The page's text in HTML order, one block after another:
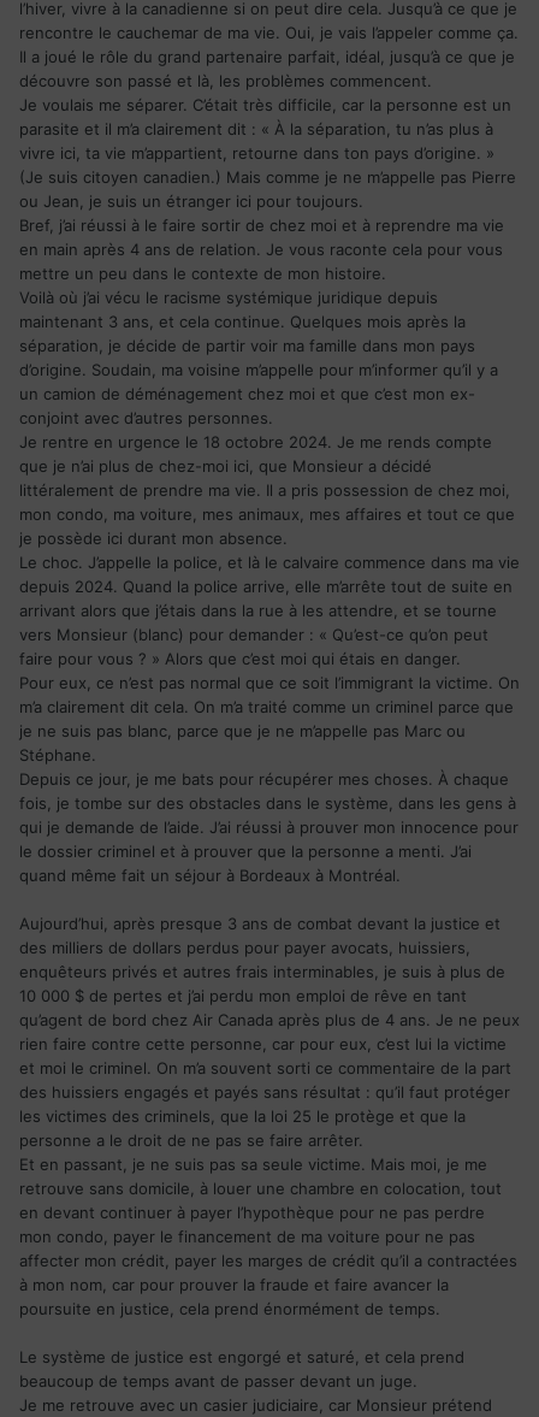
l’hiver, vivre à la canadienne si on peut dire cela. Jusqu’à ce que je
rencontre le cauchemar de ma vie. Oui, je vais l’appeler comme ça.
Il a joué le rôle du grand partenaire parfait, idéal, jusqu’à ce que je
découvre son passé et là, les problèmes commencent.
Je voulais me séparer. C’était très difficile, car la personne est un
parasite et il m’a clairement dit : « À la séparation, tu n’as plus à
vivre ici, ta vie m’appartient, retourne dans ton pays d’origine. »
(Je suis citoyen canadien.) Mais comme je ne m’appelle pas Pierre
ou Jean, je suis un étranger ici pour toujours.
Bref, j’ai réussi à le faire sortir de chez moi et à reprendre ma vie
en main après 4 ans de relation. Je vous raconte cela pour vous
mettre un peu dans le contexte de mon histoire.
Voilà où j’ai vécu le racisme systémique juridique depuis
maintenant 3 ans, et cela continue. Quelques mois après la
séparation, je décide de partir voir ma famille dans mon pays
d’origine. Soudain, ma voisine m’appelle pour m’informer qu’il y a
un camion de déménagement chez moi et que c’est mon ex-
conjoint avec d’autres personnes.
Je rentre en urgence le 18 octobre 2024. Je me rends compte
que je n’ai plus de chez-moi ici, que Monsieur a décidé
littéralement de prendre ma vie. Il a pris possession de chez moi,
mon condo, ma voiture, mes animaux, mes affaires et tout ce que
je possède ici durant mon absence.
Le choc. J’appelle la police, et là le calvaire commence dans ma vie
depuis 2024. Quand la police arrive, elle m’arrête tout de suite en
arrivant alors que j’étais dans la rue à les attendre, et se tourne
vers Monsieur (blanc) pour demander : « Qu’est-ce qu’on peut
faire pour vous ? » Alors que c’est moi qui étais en danger.
Pour eux, ce n’est pas normal que ce soit l’immigrant la victime. On
m’a clairement dit cela. On m’a traité comme un criminel parce que
je ne suis pas blanc, parce que je ne m’appelle pas Marc ou
Stéphane.
Depuis ce jour, je me bats pour récupérer mes choses. À chaque
fois, je tombe sur des obstacles dans le système, dans les gens à
qui je demande de l’aide. J’ai réussi à prouver mon innocence pour
le dossier criminel et à prouver que la personne a menti. J’ai
quand même fait un séjour à Bordeaux à Montréal.
Aujourd’hui, après presque 3 ans de combat devant la justice et
des milliers de dollars perdus pour payer avocats, huissiers,
enquêteurs privés et autres frais interminables, je suis à plus de
10 000 $ de pertes et j’ai perdu mon emploi de rêve en tant
qu’agent de bord chez Air Canada après plus de 4 ans. Je ne peux
rien faire contre cette personne, car pour eux, c’est lui la victime
et moi le criminel. On m’a souvent sorti ce commentaire de la part
des huissiers engagés et payés sans résultat : qu’il faut protéger
les victimes des criminels, que la loi 25 le protège et que la
personne a le droit de ne pas se faire arrêter.
Et en passant, je ne suis pas sa seule victime. Mais moi, je me
retrouve sans domicile, à louer une chambre en colocation, tout
en devant continuer à payer l’hypothèque pour ne pas perdre
mon condo, payer le financement de ma voiture pour ne pas
affecter mon crédit, payer les marges de crédit qu’il a contractées
à mon nom, car pour prouver la fraude et faire avancer la
poursuite en justice, cela prend énormément de temps.
Le système de justice est engorgé et saturé, et cela prend
beaucoup de temps avant de passer devant un juge.
Je me retrouve avec un casier judiciaire, car Monsieur prétend